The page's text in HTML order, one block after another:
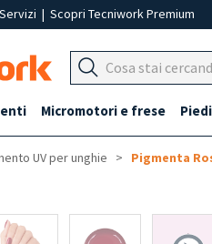
| Scopri Tecniwork Premium
Micromotori e frese Piedi
UV per unghie Pigmenta